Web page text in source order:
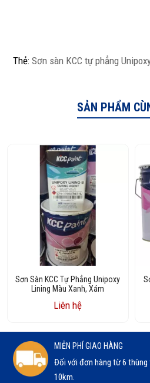
Thẻ: Sơn sàn KCC tự phẳng
SẢN PHẨM
Sơn Sàn KCC Tự Phẳng Unipoxy
Lining Màu Xanh, Xám
Liên hệ
MIỄN PHÍ GIAO HÀNG
Đối với đơn hàng từ 6 thùng
10km.